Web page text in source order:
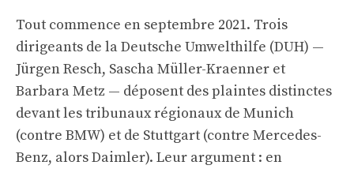
Tout commence en septembre 2021. Trois
dirigeants de la Deutsche Umwelthilfe (DUH) —
Jürgen Resch, Sascha Müller-Kraenner et
Barbara Metz — déposent des plaintes distinctes
devant les tribunaux régionaux de Munich
(contre BMW) et de Stuttgart (contre Mercedes-
Benz, alors Daimler). Leur argument : en